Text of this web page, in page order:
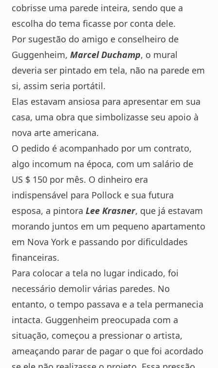
cobrisse uma parede inteira, sendo que a
escolha do tema ficasse por conta dele.
Por sugestão do amigo e conselheiro de
Guggenheim, Marcel Duchamp, o mural
deveria ser pintado em tela, não na parede em
si, assim seria portátil.
Elas estavam ansiosa para apresentar em sua
casa, uma obra que simbolizasse seu apoio à
nova arte americana.
O pedido é acompanhado por um contrato,
algo incomum na época, com um salário de
US $ 150 por mês. O dinheiro era
indispensável para Pollock e sua futura
esposa, a pintora Lee Krasner, que já estavam
morando juntos em um pequeno apartamento
em Nova York e passando por dificuldades
financeiras.
Para colocar a tela no lugar indicado, foi
necessário demolir várias paredes. No
entanto, o tempo passava e a tela permanecia
intacta. Guggenheim preocupada com a
situação, começou a pressionar o artista,
ameaçando parar de pagar o que foi acordado